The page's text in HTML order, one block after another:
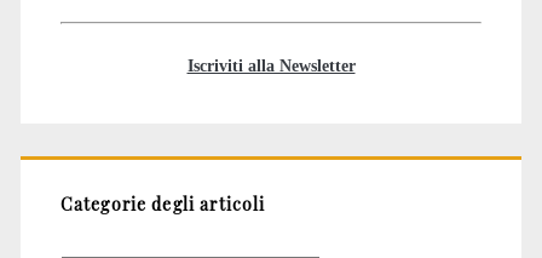
Iscriviti alla Newsletter
Categorie degli articoli